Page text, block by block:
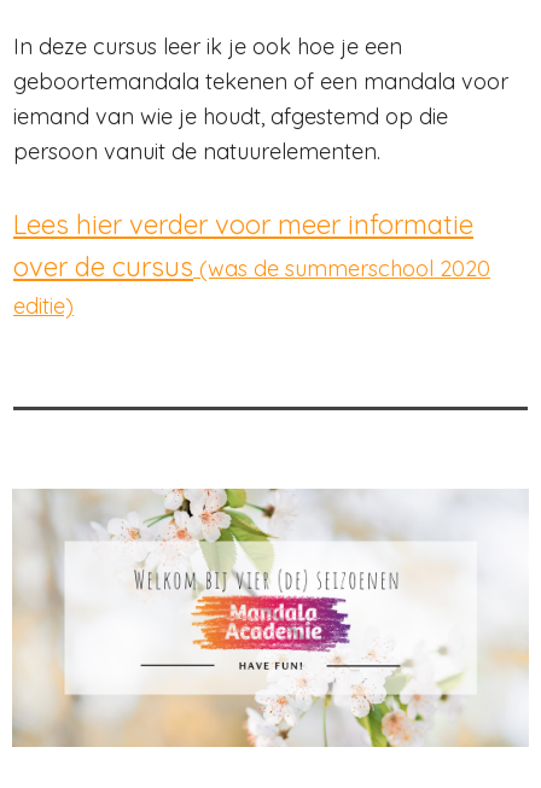
In deze cursus leer ik je ook hoe je een
geboortemandala tekenen of een mandala voor
iemand van wie je houdt, afgestemd op die
persoon vanuit de natuurelementen.
Lees hier verder voor meer informatie
over de cursus (was de summerschool 2020
editie)